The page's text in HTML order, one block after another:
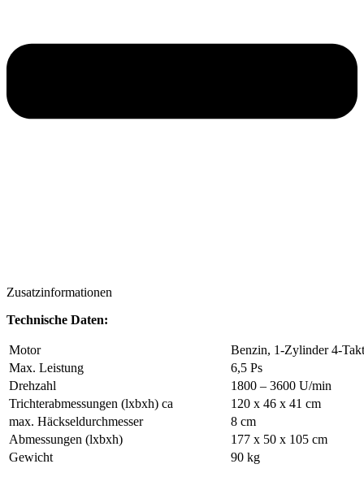
Zusatzinformationen
Technische Daten:
Motor
Benzin, 1-Zylinder 4-Takt
Max. Leistung
6,5 Ps
Drehzahl
1800 – 3600 U/min
Trichterabmessungen (lxbxh) ca
120 x 46 x 41 cm
max. Häckseldurchmesser
8 cm
Abmessungen (lxbxh)
177 x 50 x 105 cm
Gewicht
90 kg